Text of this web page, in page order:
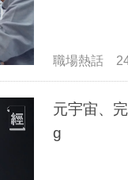
職場熱話
元宇宙、
g